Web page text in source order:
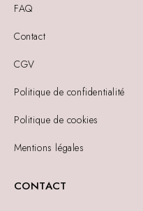
FAQ
Contact
CGV
Politique de confidentialité
Politique de cookies
Mentions légales
CONTACT